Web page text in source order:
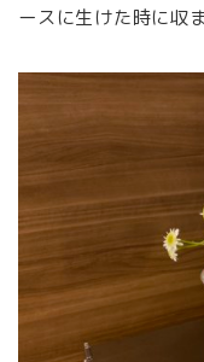
ースに生けた時に収